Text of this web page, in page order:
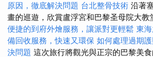
原因，徹底解決問題 台北整骨技術 沿著
畫的巡遊，欣賞盧浮宮和巴黎圣母院大教
便捷的到府外燴服務，讓派對更輕鬆 東
備回收服務，快速又環保 如何處理過期
決問題 這次旅行將觀光與正宗的巴黎美